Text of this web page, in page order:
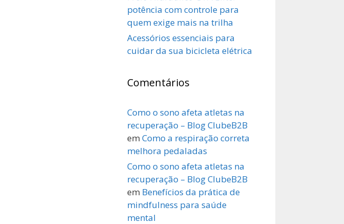
potência com controle para
quem exige mais na trilha
Acessórios essenciais para
cuidar da sua bicicleta elétrica
Comentários
Como o sono afeta atletas na
recuperação – Blog ClubeB2B
em Como a respiração correta
melhora pedaladas
Como o sono afeta atletas na
recuperação – Blog ClubeB2B
em Benefícios da prática de
mindfulness para saúde
mental